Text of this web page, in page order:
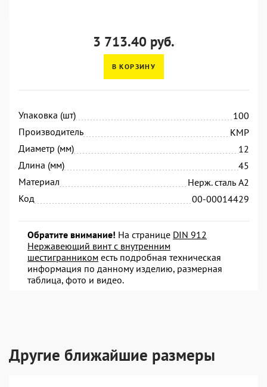
3 713.40 руб.
В КОРЗИНУ
Упаковка (шт)
100
Производитель
KMP
Диаметр (мм)
12
Длина (мм)
45
Материал
Нерж. сталь А2
Код
00-00014429
Обратите внимание! На странице DIN 912
Нержавеющий винт с внутренним
шестигранником есть подробная техническая
информация по данному изделию, размерная
таблица, фото и видео.
Другие ближайшие размеры